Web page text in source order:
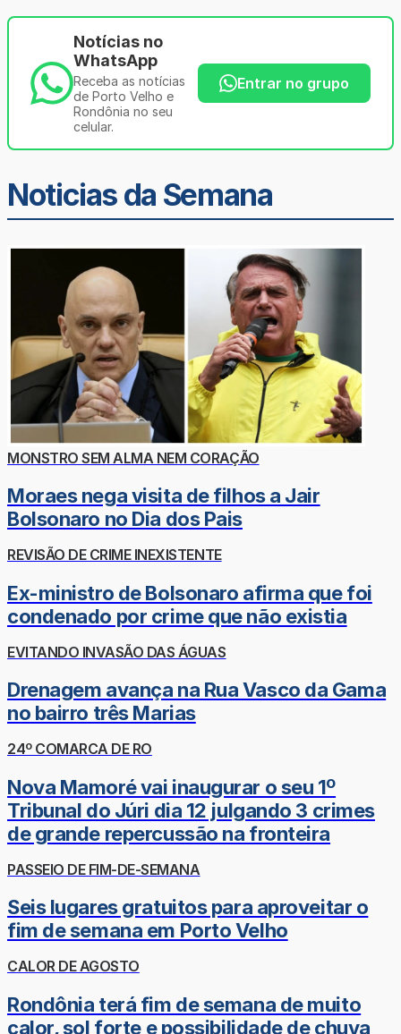
Notícias no
WhatsApp
Receba as notícias
de Porto Velho e
Rondônia no seu
celular.
Entrar no grupo
Noticias da Semana
MONSTRO SEM ALMA NEM CORAÇÃO
Moraes nega visita de filhos a Jair
Bolsonaro no Dia dos Pais
REVISÃO DE CRIME INEXISTENTE
Ex-ministro de Bolsonaro afirma que foi
condenado por crime que não existia
EVITANDO INVASÃO DAS ÁGUAS
Drenagem avança na Rua Vasco da Gama
no bairro três Marias
24º COMARCA DE RO
Nova Mamoré vai inaugurar o seu 1º
Tribunal do Júri dia 12 julgando 3 crimes
de grande repercussão na fronteira
PASSEIO DE FIM-DE-SEMANA
Seis lugares gratuitos para aproveitar o
fim de semana em Porto Velho
CALOR DE AGOSTO
Rondônia terá fim de semana de muito
calor, sol forte e possibilidade de chuva